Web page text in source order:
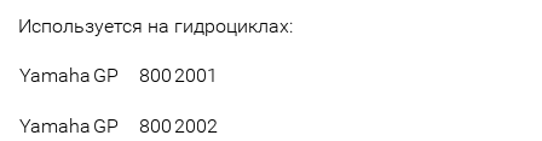
Используется на гидроциклах:
Yamaha GP 800 2001
Yamaha GP 800 2002